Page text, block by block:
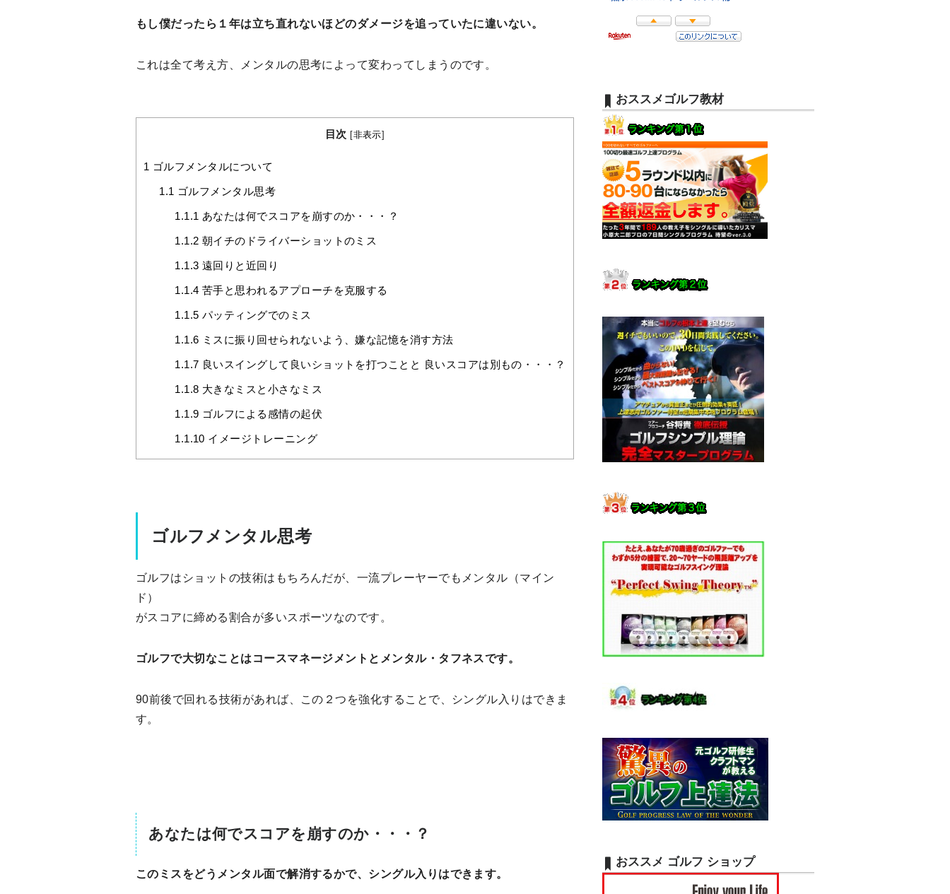
もし僕だったら１年は立ち直れないほどのダメージを追っていたに違いない。
これは全て考え方、メンタルの思考によって変わってしまうのです。
目次 [非表示]
1 ゴルフメンタルについて
1.1 ゴルフメンタル思考
1.1.1 あなたは何でスコアを崩すのか・・・？
1.1.2 朝イチのドライバーショットのミス
1.1.3 遠回りと近回り
1.1.4 苦手と思われるアプローチを克服する
1.1.5 パッティングでのミス
1.1.6 ミスに振り回せられないよう、嫌な記憶を消す方法
1.1.7 良いスイングして良いショットを打つことと 良いスコアは別もの・・・？
1.1.8 大きなミスと小さなミス
1.1.9 ゴルフによる感情の起伏
1.1.10 イメージトレーニング
ゴルフメンタル思考
ゴルフはショットの技術はもちろんだが、一流プレーヤーでもメンタル（マイン
ド）
がスコアに締める割合が多いスポーツなのです。
ゴルフで大切なことはコースマネージメントとメンタル・タフネスです。
90前後で回れる技術があれば、この２つを強化することで、シングル入りはできま
す。
あなたは何でスコアを崩すのか・・・？
このミスをどうメンタル面で解消するかで、シングル入りはできます。
おススメゴルフ教材
おススメ ゴルフ ショップ